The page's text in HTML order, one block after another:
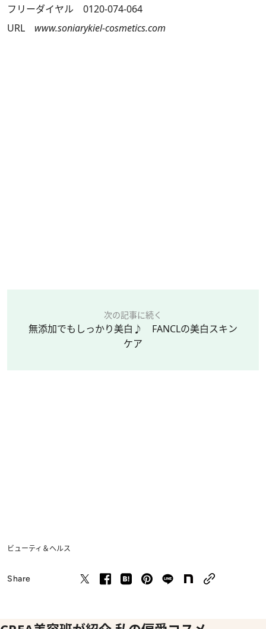
フリーダイヤル 0120-074-064
URL www.soniarykiel-cosmetics.com
次の記事に続く
無添加でもしっかり美白♪ FANCLの美白スキン
ケア
ビューティ＆ヘルス
Share